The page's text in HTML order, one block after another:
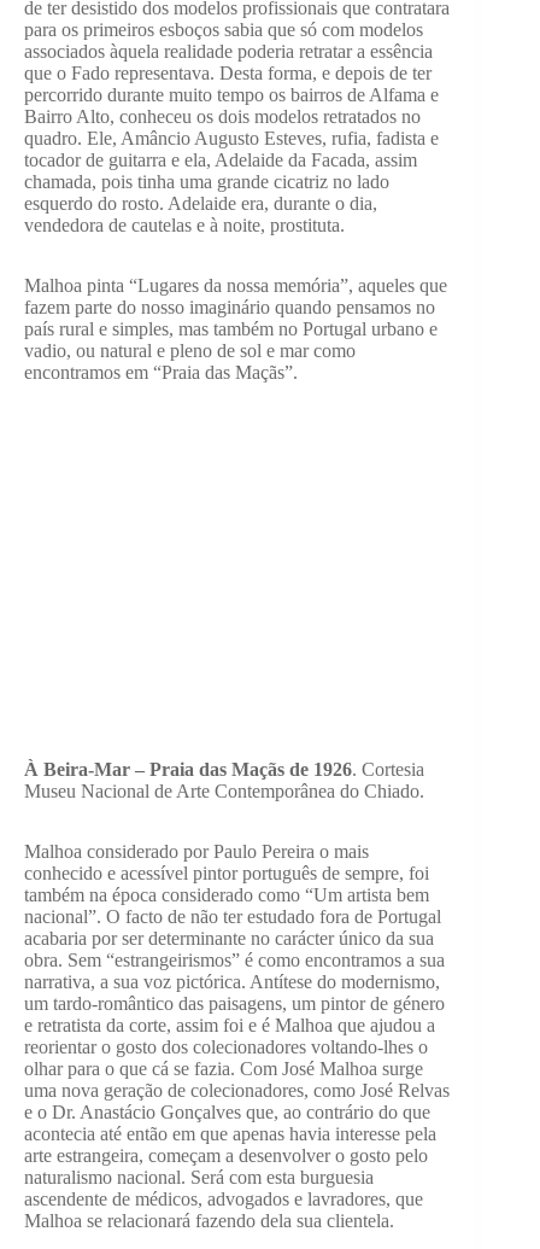
de ter desistido dos modelos profissionais que contratara
para os primeiros esboços sabia que só com modelos
associados àquela realidade poderia retratar a essência
que o Fado representava. Desta forma, e depois de ter
percorrido durante muito tempo os bairros de Alfama e
Bairro Alto, conheceu os dois modelos retratados no
quadro. Ele, Amâncio Augusto Esteves, rufia, fadista e
tocador de guitarra e ela, Adelaide da Facada, assim
chamada, pois tinha uma grande cicatriz no lado
esquerdo do rosto. Adelaide era, durante o dia,
vendedora de cautelas e à noite, prostituta.
Malhoa pinta “Lugares da nossa memória”, aqueles que
fazem parte do nosso imaginário quando pensamos no
país rural e simples, mas também no Portugal urbano e
vadio, ou natural e pleno de sol e mar como
encontramos em “Praia das Maçãs”.
À Beira-Mar – Praia das Maçãs de 1926. Cortesia
Museu Nacional de Arte Contemporânea do Chiado.
Malhoa considerado por Paulo Pereira o mais
conhecido e acessível pintor português de sempre, foi
também na época considerado como “Um artista bem
nacional”. O facto de não ter estudado fora de Portugal
acabaria por ser determinante no carácter único da sua
obra. Sem “estrangeirismos” é como encontramos a sua
narrativa, a sua voz pictórica. Antítese do modernismo,
um tardo-romântico das paisagens, um pintor de género
e retratista da corte, assim foi e é Malhoa que ajudou a
reorientar o gosto dos colecionadores voltando-lhes o
olhar para o que cá se fazia. Com José Malhoa surge
uma nova geração de colecionadores, como José Relvas
e o Dr. Anastácio Gonçalves que, ao contrário do que
acontecia até então em que apenas havia interesse pela
arte estrangeira, começam a desenvolver o gosto pelo
naturalismo nacional. Será com esta burguesia
ascendente de médicos, advogados e lavradores, que
Malhoa se relacionará fazendo dela sua clientela.